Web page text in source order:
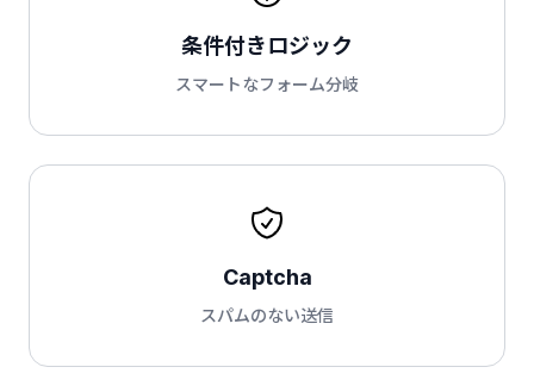
条件付きロジック
スマートなフォーム分岐
Captcha
スパムのない送信